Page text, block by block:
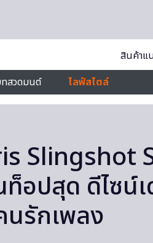
สินค้าแ
สวดมนต์ ไลฟ์สไตล์
Slingshot
ท็อปสุด ดีไซน์
นรักเพลง